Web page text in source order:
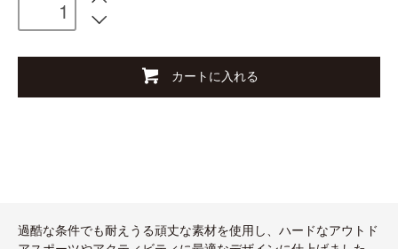
カートに入れる
過酷な条件でも耐えうる頑丈な素材を使用し、ハードなアウトド